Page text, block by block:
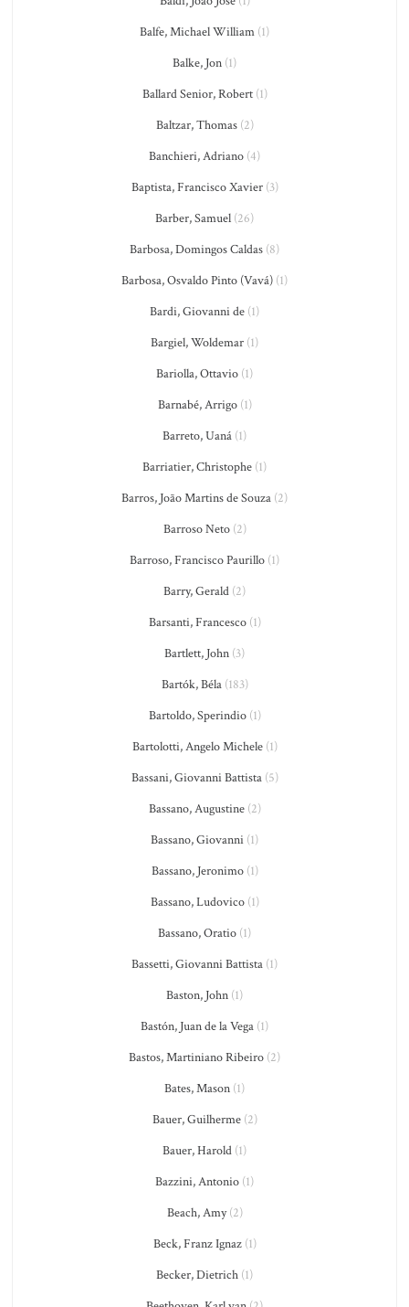
Balfe, Michael William (1)
Balke, Jon (1)
Ballard Senior, Robert(1)
Baltzar, Thomas(2)
Banchieri, Adriano (4)
Baptista, Francisco Xavier(3)
Barber, Samuel (26)
Barbosa, Domingos Caldas (8)
Barbosa, Osvaldo Pinto (Vavá) (1)
Bardi, Giovanni de (1)
Bargiel, Woldemar (1)
Bariolla, Ottavio (1)
Barnabé, Arrigo(1)
Barreto, Uaná (1)
Barriatier, Christophe (1)
Barros, João Martins de Souza (2)
Barroso Neto(2)
Barroso, Francisco Paurillo (1)
Barry, Gerald (2)
Barsanti, Francesco(1)
Bartlett, John (3)
Bartók, Béla(183)
Bartoldo, Sperindio(1)
Bartolotti, Angelo Michele(1)
Bassani, Giovanni Battista(5)
Bassano, Augustine(2)
Bassano, Giovanni (1)
Bassano, Jeronimo(1)
Bassano, Ludovico(1)
Bassano, Oratio (1)
Bassetti, Giovanni Battista (1)
Baston, John (1)
Bastón, Juan de la Vega (1)
Bastos, Martiniano Ribeiro (2)
Bates, Mason (1)
Bauer, Guilherme(2)
Bauer, Harold (1)
Bazzini, Antonio (1)
Beach, Amy(2)
Beck, Franz Ignaz(1)
Becker, Dietrich (1)